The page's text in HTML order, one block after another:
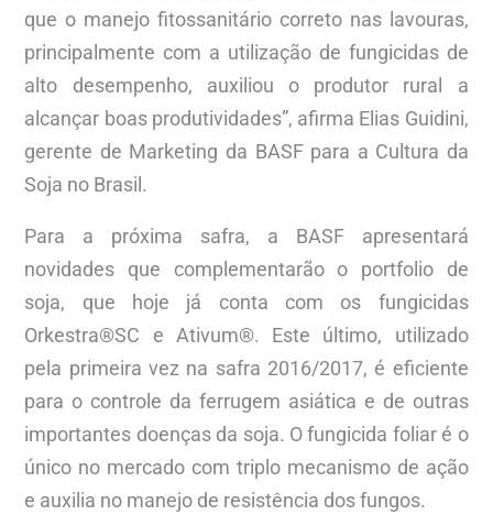
que o manejo fitossanitário correto nas lavouras,
principalmente com a utilização de fungicidas de
alto desempenho, auxiliou o produtor rural a
alcançar boas produtividades”, afirma Elias Guidini,
gerente de Marketing da BASF para a Cultura da
Soja no Brasil.
Para a próxima safra, a BASF apresentará
novidades que complementarão o portfolio de
soja, que hoje já conta com os fungicidas
Orkestra®SC e Ativum®. Este último, utilizado
pela primeira vez na safra 2016/2017, é eficiente
para o controle da ferrugem asiática e de outras
importantes doenças da soja. O fungicida foliar é o
único no mercado com triplo mecanismo de ação
e auxilia no manejo de resistência dos fungos.